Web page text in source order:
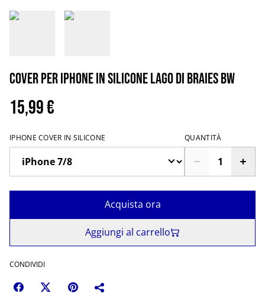
Cover per iPhone in silicone Lago di Braies BW
15,99 €
IPHONE COVER IN SILICONE QUANTITÀ
Acquista ora
Aggiungi al carrello
CONDIVIDI